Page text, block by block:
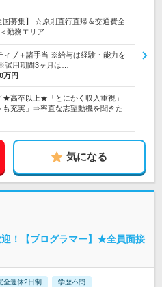
国募集】 ☆原則直行直帰＆交通費全
勤務エリア…
ィブ＋諸手当 ※給与は経験・能力を
試用期間3ヶ月は…
万円
★高卒以上★「とにかく収入重視」
も充実」⇒率直な志望動機を聞きた
気になる
！【プログラマー】★全員面接
全週休2日制 学歴不問